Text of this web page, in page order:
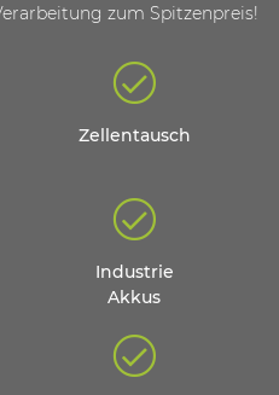
zum Spitzenpreis!
Zellentausch
Industrie
Akkus